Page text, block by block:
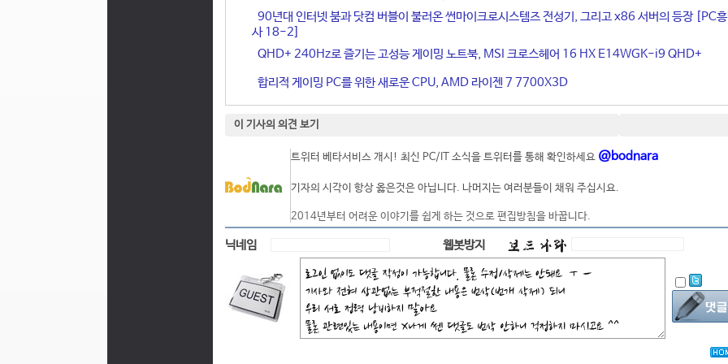
90년대 인터넷 붐과 닷컴 버블이 불러온 썬마이크로시스템즈 전성기, 그리고 x86 서버의 등장 [PC
사 18-2]
QHD+ 240Hz로 즐기는 고성능 게이밍 노트북, MSI 크로스헤어 16 HX E14WGK-i9 QHD+
합리적 게이밍 PC를 위한 새로운 CPU, AMD 라이젠 7 7700X3D
이 기사의 의견 보기
트위터 베타서비스 개시! 최신 PC/IT 소식을 트위터를 통해 확인하세요 @bodnara
기자의 시각이 항상 옳은것은 아닙니다. 나머지는 여러분들이 채워 주십시요.
2014년부터 어려운 이야기를 쉽게 하는 것으로 편집방침을 바꿉니다.
닉네임 웹봇방지